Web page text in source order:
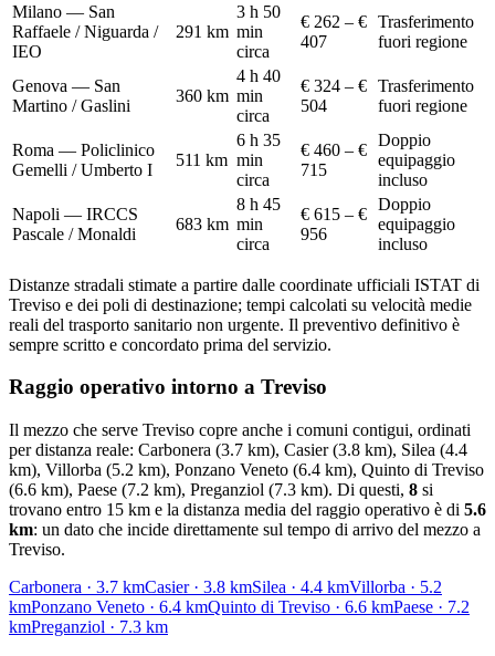
Milano — San
Raffaele / Niguarda /
IEO
291 km
3 h 50
min
circa
€ 262 – €
407
Trasferimento
fuori regione
Genova — San
Martino / Gaslini
360 km
4 h 40
min
circa
€ 324 – €
504
Trasferimento
fuori regione
Roma — Policlinico
Gemelli / Umberto I
511 km
6 h 35
min
circa
€ 460 – €
715
Doppio
equipaggio
incluso
Napoli — IRCCS
Pascale / Monaldi
683 km
8 h 45
min
circa
€ 615 – €
956
Doppio
equipaggio
incluso
Distanze stradali stimate a partire dalle coordinate ufficiali ISTAT di
Treviso e dei poli di destinazione; tempi calcolati su velocità medie
reali del trasporto sanitario non urgente. Il preventivo definitivo è
sempre scritto e concordato prima del servizio.
Raggio operativo intorno a Treviso
Il mezzo che serve Treviso copre anche i comuni contigui, ordinati
per distanza reale: Carbonera (3.7 km), Casier (3.8 km), Silea (4.4
km), Villorba (5.2 km), Ponzano Veneto (6.4 km), Quinto di Treviso
(6.6 km), Paese (7.2 km), Preganziol (7.3 km). Di questi, 8 si
trovano entro 15 km e la distanza media del raggio operativo è di 5.6
km: un dato che incide direttamente sul tempo di arrivo del mezzo a
Treviso.
Carbonera · 3.7 kmCasier· 3.8 kmSilea · 4.4 kmVillorba · 5.2
kmPonzano Veneto · 6.4 kmQuinto di Treviso · 6.6 kmPaese · 7.2
kmPreganziol · 7.3 km